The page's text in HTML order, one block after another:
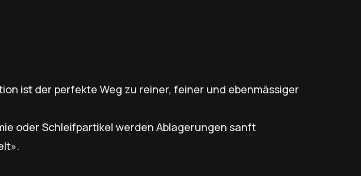
ist der perfekte Weg zu reiner, feiner und ebenmässiger
oder Schleifpartikel werden Ablagerungen sanft